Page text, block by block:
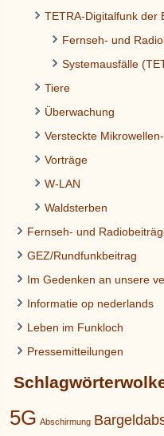
TETRA-Digitalfunk der
Fernseh- und
Systemausfälle
Tiere
Überwachung
Versteckte
Vorträge
W-LAN
Waldsterben
Fernseh- und
GEZ/Rundfunkbeitrag
Im Gedenken an unsere
Informatie op nederlands
Leben im Funkloch
Pressemitteilungen
5G Abschirmung